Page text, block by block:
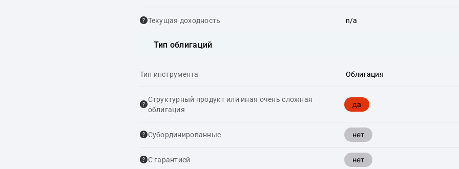
Текущая доходность n/a
Тип облигаций
Тип инструмента Облигация
Структурный продукт или иная очень сложная
облигация
да
Cубординированные нет
С гарантией нет